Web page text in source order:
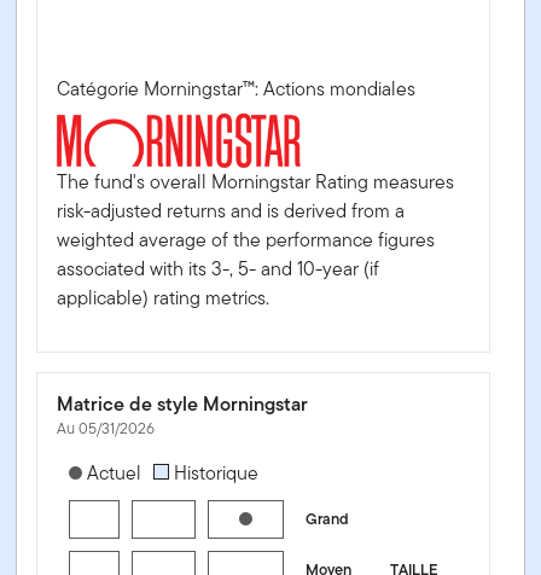
Catégorie Morningstar™: Actions mondiales
The fund's overall Morningstar Rating measures
risk-adjusted returns and is derived from a
weighted average of the performance figures
associated with its 3-, 5- and 10-year (if
applicable) rating metrics.
Matrice de style Morningstar
Au 05/31/2026
[products.morningstar-stylebox-title-sr-equity]
Actuel Historique
Grand
TAILLE
Moyen